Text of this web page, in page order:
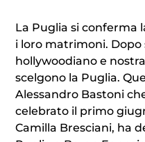
La Puglia si conferma
i loro matrimoni.
hollywoodiano e
scelgono la Puglia.
Alessandro Bastoni
celebrato il primo
Camilla Bresciani, ha